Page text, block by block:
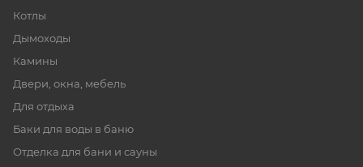
Котлы
Дымоходы
Камины
Двери, окна, мебель
Для отдыха
Баки для воды в баню
Отделка для бани и сауны